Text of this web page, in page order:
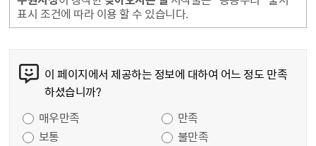
표시 조건에 따라 이용 할 수 있습니다.
이 페이지에서 제공하는 정보에 대하여 어느 정도 만족
하셨습니까?
매우만족
만족
보통
불만족